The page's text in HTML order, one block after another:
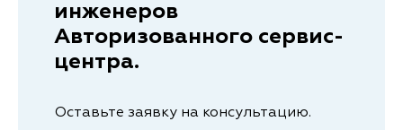
инженеров
Авторизованного сервис-
центра.
Оставьте заявку на консультацию.